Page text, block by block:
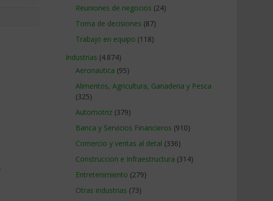
.
Reuniones de negocios (24)
Toma de decisiones (87)
Trabajo en equipo (118)
Industrias (4.874)
Aeronautica (95)
Alimentos, Agricultura, Ganaderia y Pesca
(325)
Automotriz (379)
Banca y Servicios Financieros (910)
Comercio y ventas al detal (336)
Construccion e Infraestructura (314)
Entretenimiento (279)
Otras industrias (73)